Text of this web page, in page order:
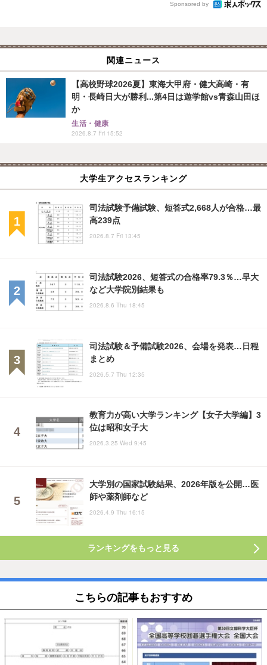
Sponsored by
関連ニュース
【高校野球2026夏】東海大甲府・健大高崎・有
明・長崎日大が勝利...第4日は遊学館vs青森山田ほ
か
生活・健康
2026.8.7 Fri 15:52
大学生アクセスランキング
司法試験予備試験、短答式2,668人が合格…最
高239点
2026.8.7 Fri 13:45
司法試験2026、短答式の合格率79.3％…早大
など大学院別結果も
2026.8.6 Thu 18:45
司法試験＆予備試験2026、会場を発表…日程
まとめ
2026.5.7 Thu 12:35
教育力が高い大学ランキング【女子大学編】3
位は昭和女子大
2026.3.25 Wed 9:45
大学別の国家試験結果、2026年版を公開…医
師や薬剤師など
2026.4.9 Thu 16:15
ランキングをもっと見る
こちらの記事もおすすめ